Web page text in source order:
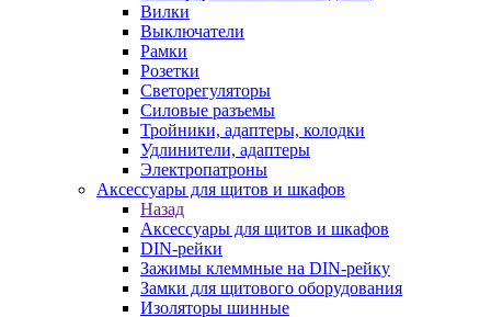
Вилки
Выключатели
Рамки
Розетки
Светорегуляторы
Силовые разъемы
Тройники, адаптеры, колодки
Удлинители, адаптеры
Электропатроны
Аксессуары для щитов и шкафов
Назад
Аксессуары для щитов и шкафов
DIN-рейки
Зажимы клеммные на DIN-рейку
Замки для щитового оборудования
Изоляторы шинные